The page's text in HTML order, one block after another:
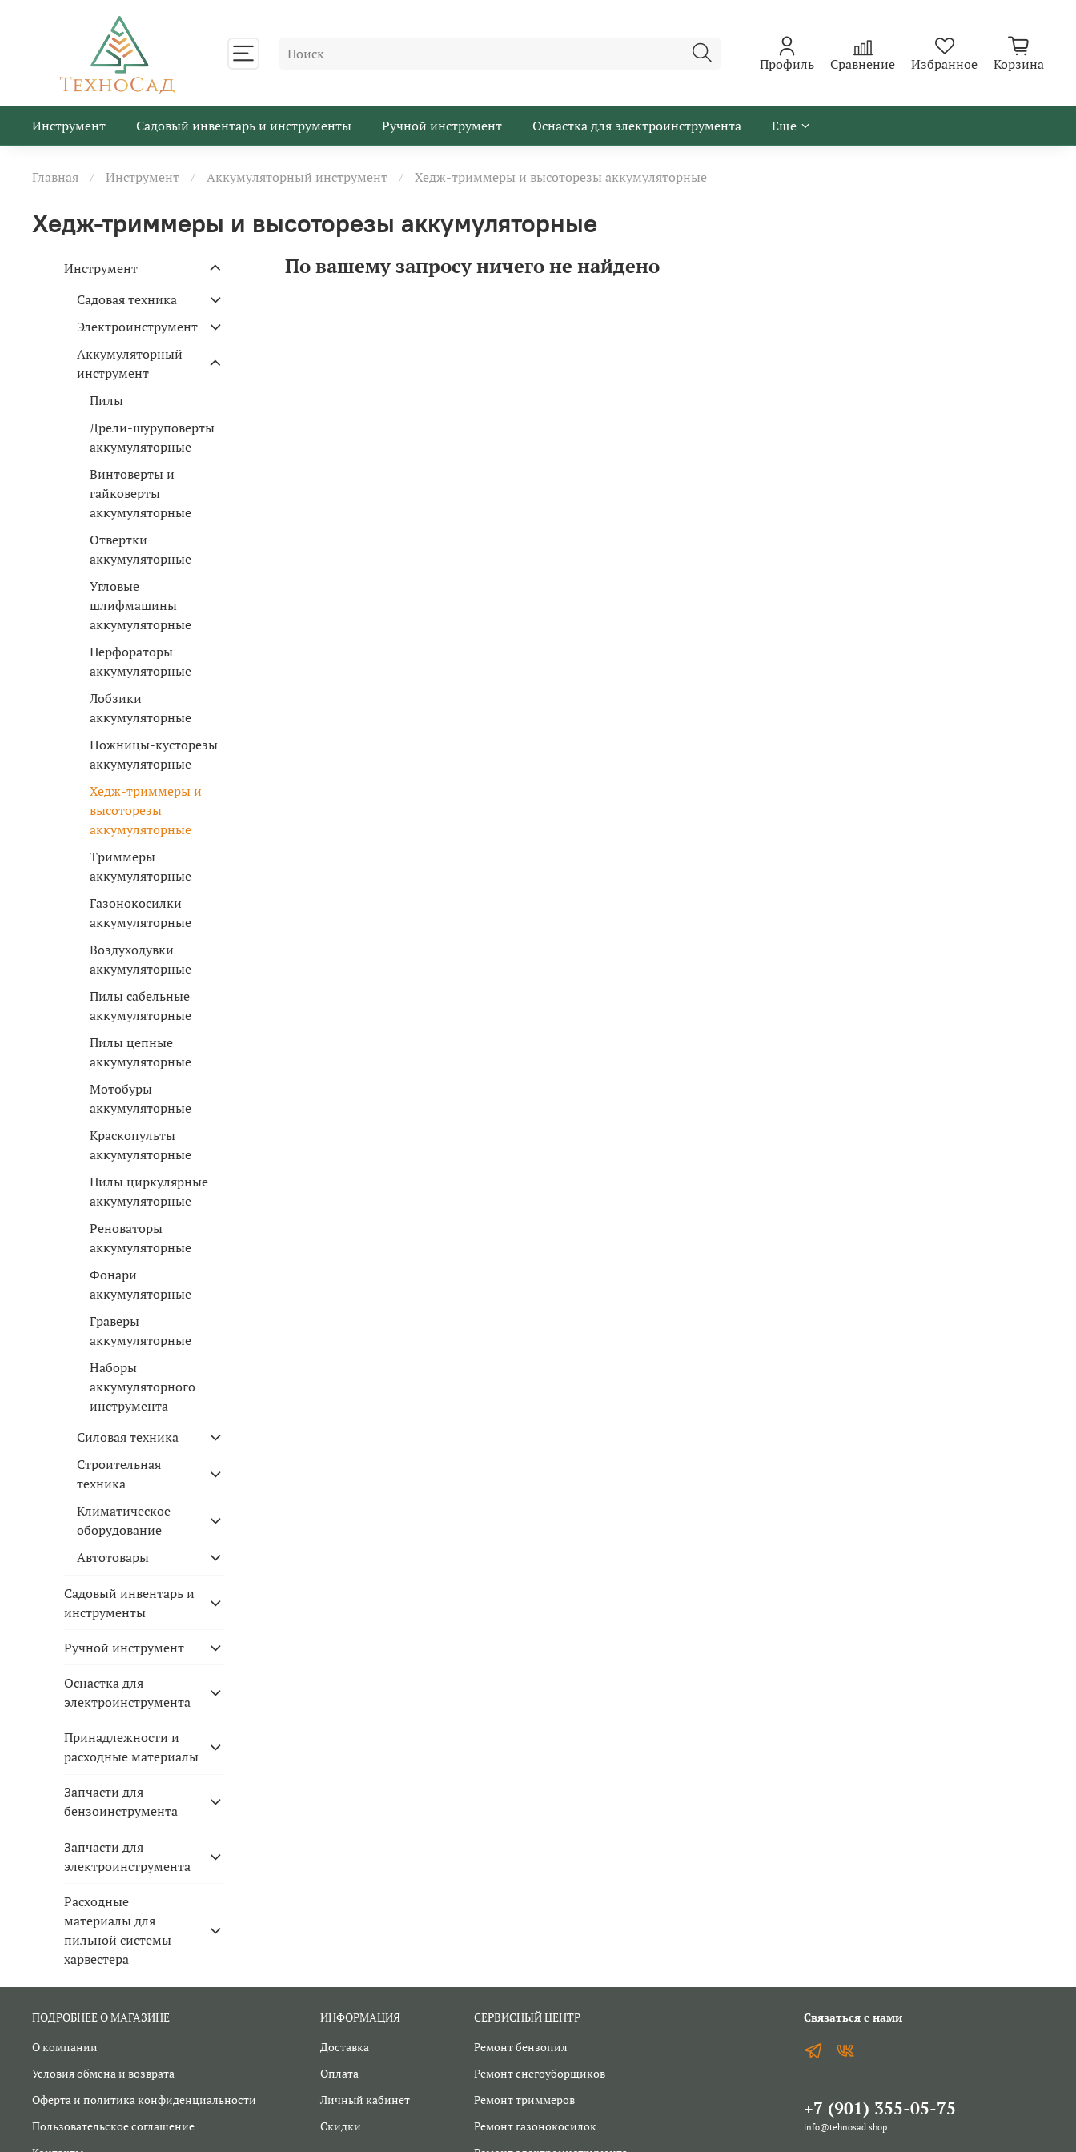
Профиль Сравнение Избранное Корзина
Инструмент Садовый инвентарь и инструменты Ручной инструмент Оснастка для электроинструмента Еще
Главная Инструмент Аккумуляторный инструмент Хедж-триммеры и высоторезы аккумуляторные
Хедж-триммеры и высоторезы аккумуляторные
По вашему запросу ничего не найдено
Инструмент
Садовая техника
Электроинструмент
Аккумуляторный
инструмент
Пилы
Дрели-шуруповерты
аккумуляторные
Винтоверты и
гайковерты
аккумуляторные
Отвертки
аккумуляторные
Угловые
шлифмашины
аккумуляторные
Перфораторы
аккумуляторные
Лобзики
аккумуляторные
Ножницы-кусторезы
аккумуляторные
Хедж-триммеры и
высоторезы
аккумуляторные
Триммеры
аккумуляторные
Газонокосилки
аккумуляторные
Воздуходувки
аккумуляторные
Пилы сабельные
аккумуляторные
Пилы цепные
аккумуляторные
Мотобуры
аккумуляторные
Краскопульты
аккумуляторные
Пилы циркулярные
аккумуляторные
Реноваторы
аккумуляторные
Фонари
аккумуляторные
Граверы
аккумуляторные
Наборы
аккумуляторного
инструмента
Силовая техника
Строительная
техника
Климатическое
оборудование
Автотовары
Садовый инвентарь и
инструменты
Ручной инструмент
Оснастка для
электроинструмента
Принадлежности и
расходные материалы
Запчасти для
бензоинструмента
Запчасти для
электроинструмента
Расходные
материалы для
пильной системы
харвестера
ПОДРОБНЕЕ О МАГАЗИНЕ
О компании
Условия обмена и возврата
Оферта и политика конфиденциальности
Пользовательское соглашение
ИНФОРМАЦИЯ
Доставка
Оплата
Личный кабинет
Скидки
СЕРВИСНЫЙ ЦЕНТР
Ремонт бензопил
Ремонт снегоуборщиков
Ремонт триммеров
Ремонт газонокосилок
Связаться с нами
+7 (901) 355-05-75
info@tehnosad.shop